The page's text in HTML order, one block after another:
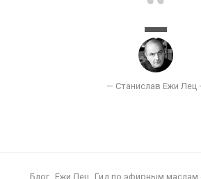
Блог Ежи Лец Гид по эфирным маслам